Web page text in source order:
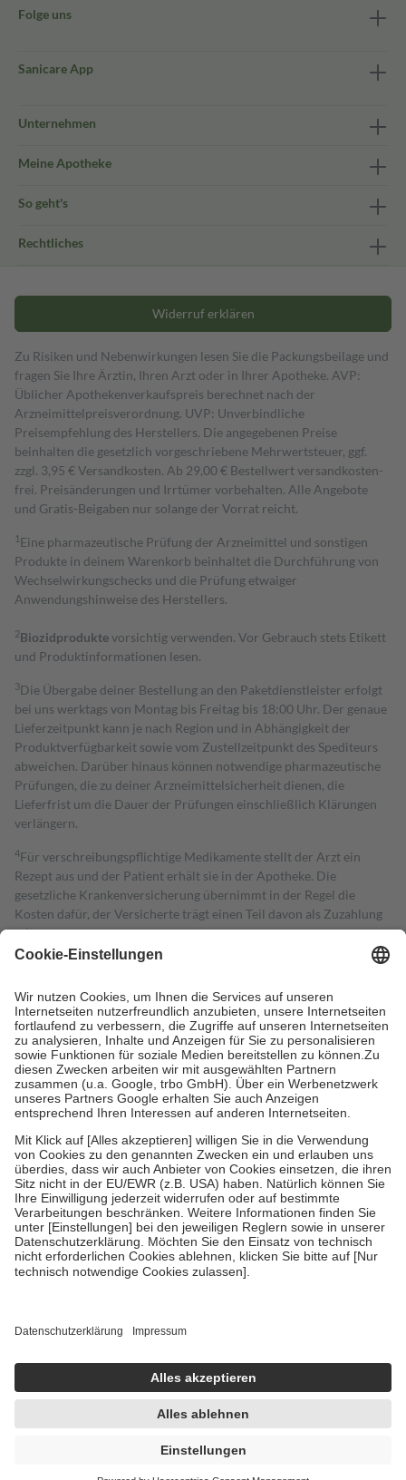
Folge uns
Sanicare App
Unternehmen
Meine Apotheke
So geht's
Rechtliches
Widerruf erklären
Zu Risiken und Nebenwirkungen lesen Sie die Packungsbeilage und
fragen Sie Ihre Ärztin, Ihren Arzt oder in Ihrer Apotheke. AVP:
Üblicher Apothekenverkaufspreis berechnet nach der
Arzneimittelpreisverordnung. UVP: Unverbindliche
Preisempfehlung des Herstellers. Die angegebenen Preise
beinhalten die gesetzlich vorgeschriebene Mehrwertsteuer, ggf.
zzgl. 3,95 € Versandkosten. Ab 29,00 € Bestell­wert versand­kosten­
frei. Preisänderungen und Irrtümer vorbehalten. Alle Angebote
und Gratis-Beigaben nur solange der Vorrat reicht.
1 Eine pharmazeutische Prüfung der Arzneimittel und sonstigen
Produkte in deinem Warenkorb beinhaltet die Durchführung von
Wechselwirkungschecks und die Prüfung etwaiger
Anwendungshinweise des Herstellers.
2Biozidproduktevorsichtig verwenden. Vor Gebrauch stets Etikett
und Produktinformationen lesen.
3Die Übergabe deiner Bestellung an den Paketdienstleister erfolgt
bei uns werktags von Montag bis Freitag bis 18:00 Uhr. Der genaue
Lieferzeitpunkt kann je nach Region und in Abhängigkeit der
Produktverfügbarkeit sowie vom Zustellzeitpunkt des Spediteurs
abweichen. Darüber hinaus können notwendige pharmazeutische
Prüfungen, die zu deiner Arzneimittelsicherheit dienen, die
Lieferfrist um die Dauer der Prüfungen einschließlich Klärungen
verlängern.
4Für verschreibungspflichtige Medikamente stellt der Arzt ein
Rezept aus und der Patient erhält sie in der Apotheke. Die
gesetzliche Krankenversicherung übernimmt in der Regel die
Kosten dafür, der Versicherte trägt einen Teil davon als Zuzahlung
mit.
Grundsätzlich leisten Mitglieder Zuzahlungen in Höhe von zehn
höchstens zehn Euro.
Es sind jedoch nie mehr als die tatsächlichen
Kosten der Leistung zu entrichten.
Diese Regeln gelten grundsätzlich auch für Online-Apotheken.
Bei Heilmitteln und häuslicher Krankenpflege beträgt die
Zuzahlung zehn Prozent der Kosten sowie zehn Euro je
Verordnung.
Um das Engagement der Versicherten für ihre eigene Gesundheit zu
stärken und die besondere Stellung der Familie zu unterstützen,
fallenkeine Zuzahlungenan bei:
• Kindern und Jugendlichen bis zum vollendeten 18. Lebensjahr
mit Ausnahme der Fahrkosten
• Untersuchungen zur Vorsorge und Früherkennung, die von der
GKV getragen werden
• empfohlenen Schutzimpfungen
• Harn- und Blutteststreifen
getroffen, um sicherzustellen, dass es sich um echte Bewertungen
https://help.etrusted.com/hc/de/articles/4419944605341
Einige Bilder und Inhalte wurden unter Zuhilfenahme künstlicher